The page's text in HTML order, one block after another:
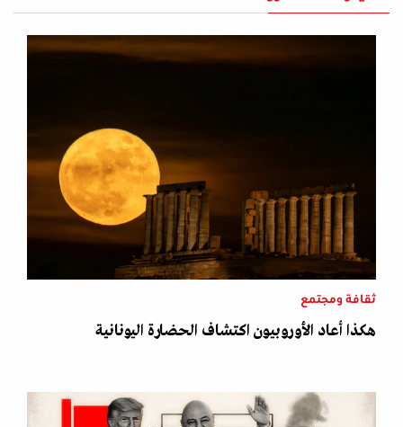
ثقافة ومجتمع
هكذا أعاد الأوروبيون اكتشاف الحضارة اليونانية